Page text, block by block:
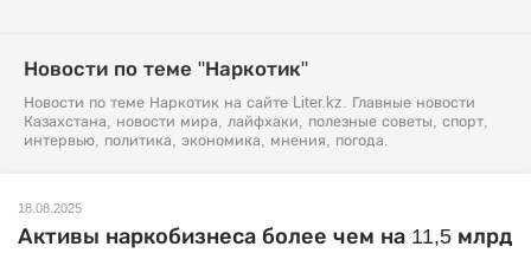
Новости по теме "Наркотик"
Новости по теме Наркотик на сайте Liter.kz. Главные новости
Казахстана, новости мира, лайфхаки, полезные советы, спорт,
интервью, политика, экономика, мнения, погода.
18.08.2025
Активы наркобизнеса более чем на 11,5 млрд